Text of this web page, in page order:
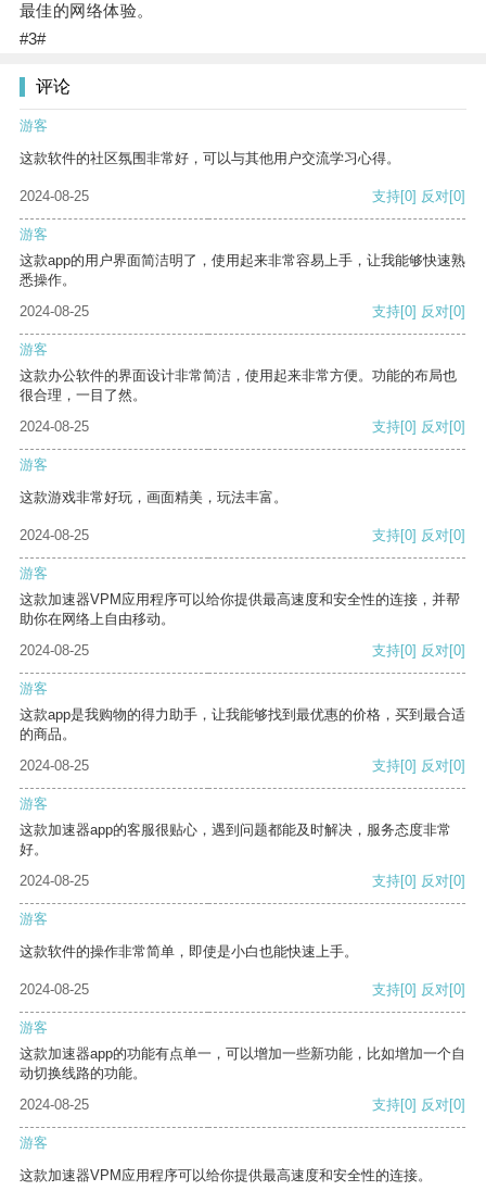
最佳的网络体验。
#3#
评论
游客
这款软件的社区氛围非常好，可以与其他用户交流学习心得。
2024-08-25 支持[0] 反对[0]
游客
这款app的用户界面简洁明了，使用起来非常容易上手，让我能够快速熟
悉操作。
2024-08-25
支持[0] 反对[0]
游客
这款办公软件的界面设计非常简洁，使用起来非常方便。功能的布局也
很合理，一目了然。
2024-08-25
支持[0] 反对[0]
游客
这款游戏非常好玩，画面精美，玩法丰富。
2024-08-25 支持[0] 反对[0]
游客
这款加速器VPM应用程序可以给你提供最高速度和安全性的连接，并帮
助你在网络上自由移动。
2024-08-25
支持[0] 反对[0]
游客
这款app是我购物的得力助手，让我能够找到最优惠的价格，买到最合适
的商品。
2024-08-25
支持[0] 反对[0]
游客
这款加速器app的客服很贴心，遇到问题都能及时解决，服务态度非常
好。
2024-08-25
支持[0] 反对[0]
游客
这款软件的操作非常简单，即使是小白也能快速上手。
2024-08-25 支持[0] 反对[0]
游客
这款加速器app的功能有点单一，可以增加一些新功能，比如增加一个自
动切换线路的功能。
2024-08-25
支持[0] 反对[0]
游客
这款加速器VPM应用程序可以给你提供最高速度和安全性的连接。